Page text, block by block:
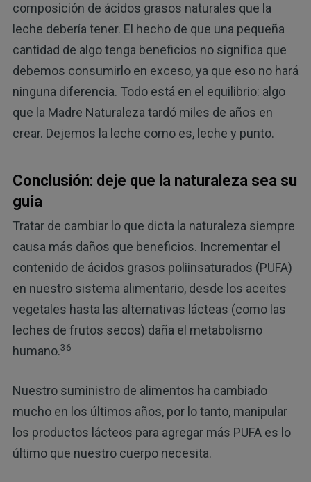
composición de ácidos grasos naturales que la
leche debería tener. El hecho de que una pequeña
cantidad de algo tenga beneficios no significa que
debemos consumirlo en exceso, ya que eso no hará
ninguna diferencia. Todo está en el equilibrio: algo
que la Madre Naturaleza tardó miles de años en
crear. Dejemos la leche como es, leche y punto.
Conclusión: deje que la naturaleza sea su
guía
Tratar de cambiar lo que dicta la naturaleza siempre
causa más daños que beneficios. Incrementar el
contenido de ácidos grasos poliinsaturados (PUFA)
en nuestro sistema alimentario, desde los aceites
vegetales hasta las alternativas lácteas (como las
leches de frutos secos) daña el metabolismo
humano.36
Nuestro suministro de alimentos ha cambiado
mucho en los últimos años, por lo tanto, manipular
los productos lácteos para agregar más PUFA es lo
último que nuestro cuerpo necesita.